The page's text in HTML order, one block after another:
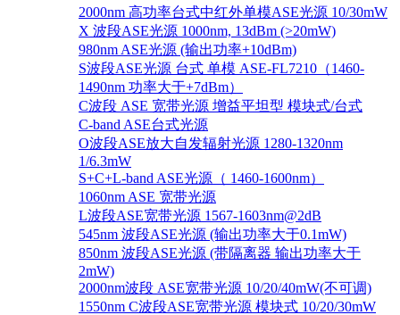
2000nm 高功率台式中红外单模ASE光源 10/30mW
X 波段ASE光源 1000nm, 13dBm (>20mW)
980nm ASE光源 (输出功率+10dBm)
S波段ASE光源 台式 单模 ASE-FL7210（1460-
1490nm 功率大于+7dBm）
C波段 ASE 宽带光源 增益平坦型 模块式/台式
C-band ASE台式光源
O波段ASE放大自发辐射光源 1280-1320nm
1/6.3mW
S+C+L-band ASE光源（ 1460-1600nm）
1060nm ASE 宽带光源
L波段ASE宽带光源 1567-1603nm@2dB
545nm 波段ASE光源 (输出功率大于0.1mW)
850nm 波段ASE光源 (带隔离器 输出功率大于
2mW)
2000nm波段 ASE宽带光源 10/20/40mW(不可调)
1550nm C波段ASE宽带光源 模块式 10/20/30mW